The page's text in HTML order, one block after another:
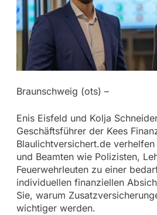
Braunschweig (ots) –
Enis Eisfeld und Kolja
Geschäftsführer der Kees
Blaulichtversichert.de
und Beamten wie Polizisten,
Feuerwehrleuten zu einer
individuellen finanziellen
Sie, warum
wichtiger werden.